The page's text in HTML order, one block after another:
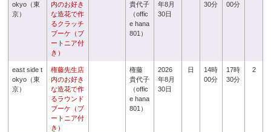
okyo（東
京）
内のお好き
な造花で作
るクラッチ
ブーケ（ブ
ートニア付
き）
貴代子
（offic
e hana
801）
年8月
30日
30分
00分
east side t
okyo（東
京）
権藤先生店
内のお好き
な造花で作
るラウンド
ブーケ（ブ
ートニア付
き）
権藤
貴代子
（offic
e hana
801）
2026
年8月
30日
日
14時
00分
17時
30分
2